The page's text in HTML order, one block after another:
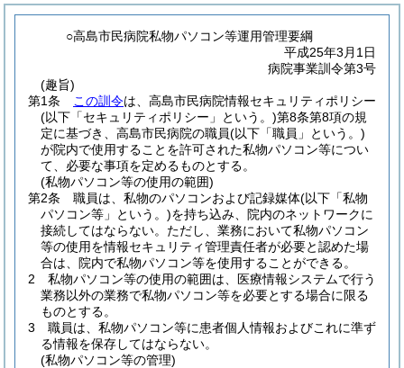
○高島市民病院私物パソコン等運用管理要綱
平成25年3月1日
病院事業訓令第3号
(趣旨)
第1条
この訓令は、高島市民病院情報セキュリティポリシー
(以下「セキュリティポリシー」という。)第8条第8項の規
定に基づき、高島市民病院の職員(以下「職員」という。)
が院内で使用することを許可された私物パソコン等につい
て、必要な事項を定めるものとする。
(私物パソコン等の使用の範囲)
第2条
職員は、私物のパソコンおよび記録媒体(以下「私物
パソコン等」という。)を持ち込み、院内のネットワークに
接続してはならない。 ただし、業務において私物パソコン
等の使用を情報セキュリティ管理責任者が必要と認めた場
合は、院内で私物パソコン等を使用することができる。
2
私物パソコン等の使用の範囲は、医療情報システムで行う
業務以外の業務で私物パソコン等を必要とする場合に限る
ものとする。
3
職員は、私物パソコン等に患者個人情報およびこれに準ず
る情報を保存してはならない。
(私物パソコン等の管理)